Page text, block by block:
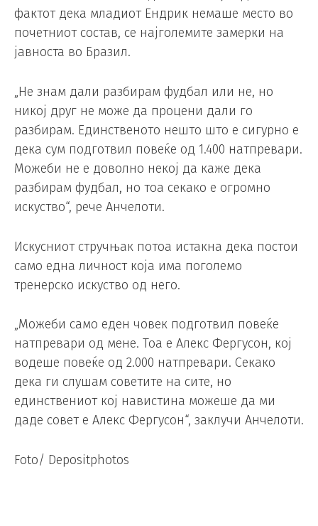
фактот дека младиот Ендрик немаше место во
почетниот состав, се најголемите замерки на
јавноста во Бразил.
„Не знам дали разбирам фудбал или не, но
никој друг не може да процени дали го
разбирам. Единственото нешто што е сигурно е
дека сум подготвил повеќе од 1.400 натпревари.
Можеби не е доволно некој да каже дека
разбирам фудбал, но тоа секако е огромно
искуство“, рече Анчелоти.
Искусниот стручњак потоа истакна дека постои
само една личност која има поголемо
тренерско искуство од него.
„Можеби само еден човек подготвил повеќе
натпревари од мене. Тоа е Алекс Фергусон, кој
водеше повеќе од 2.000 натпревари. Секако
дека ги слушам советите на сите, но
единствениот кој навистина можеше да ми
даде совет е Алекс Фергусон“, заклучи Анчелоти.
Foto/ Depositphotos